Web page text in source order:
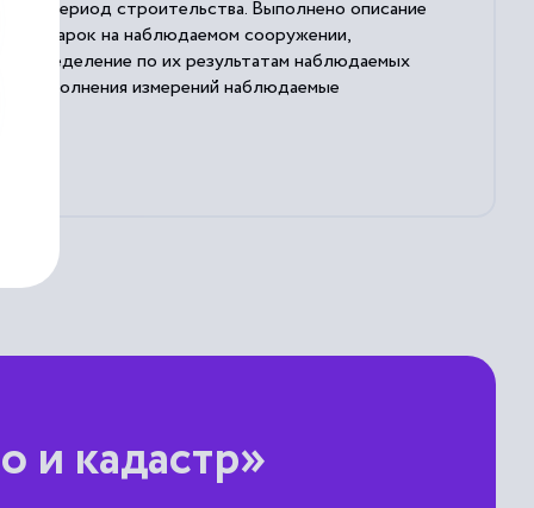
в период строительства. Выполнено описание
марок на наблюдаемом сооружении,
определение по их результатам наблюдаемых
выполнения измерений наблюдаемые
и кадастр»